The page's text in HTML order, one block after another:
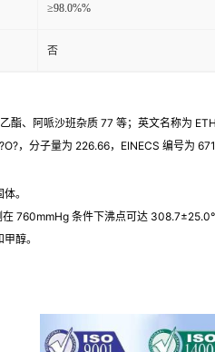
≥98.0%%
否
酯、阿哌沙班杂质 77 等；英文名称为
，分子量为 226.66，EINECS 编号为
。
760mmHg 条件下沸点可达
醇。